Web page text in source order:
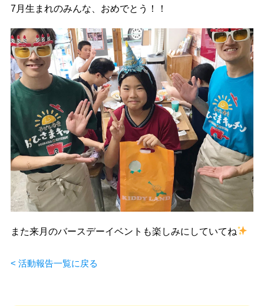
7月生まれのみんな、おめでとう！！
また来月のバースデーイベントも楽しみにしていてね
< 活動報告一覧に戻る